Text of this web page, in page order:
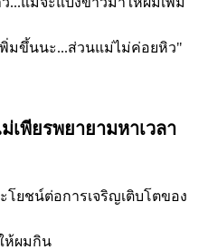
มขึ้นนะ...ส่วนแม่ไม่ค่อยหิว"
พียรพยายามหาเวลา
โยชน์ต่อการเจริญเติบโตของ
ห้ผมกิน